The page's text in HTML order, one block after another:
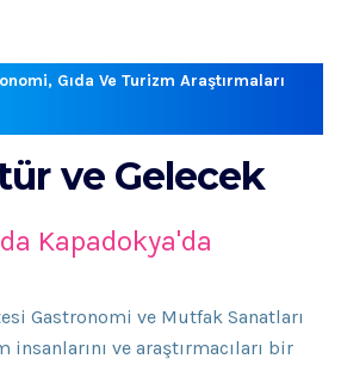
Gıda Ve Turizm Araştırmaları
ve Gelecek
Kapadokya'da
Gastronomi ve Mutfak Sanatları
ve araştırmacıları bir